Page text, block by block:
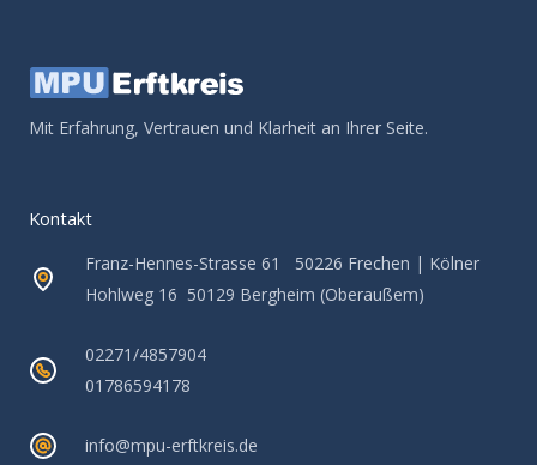
Mit Erfahrung, Vertrauen und Klarheit an Ihrer Seite.
Kontakt
Franz-Hennes-Strasse 61 50226 Frechen | Kölner
Hohlweg 16 50129 Bergheim (Oberaußem)
02271/4857904
01786594178
info@mpu-erftkreis.de